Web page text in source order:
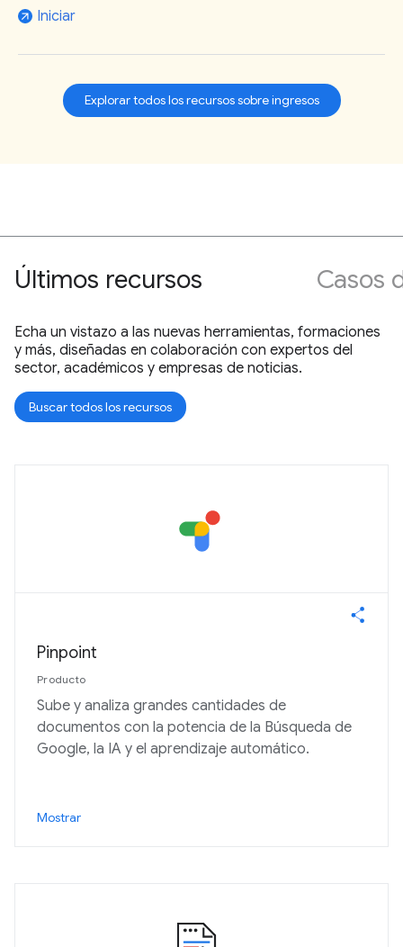
arrow_outward Iniciar
Explorar todos los recursos sobre ingresos
Últimos recursos
Echa un vistazo a las nuevas herramientas, formaciones
y más, diseñadas en colaboración con expertos del
sector, académicos y empresas de noticias.
Buscar todos los recursos
Casos
Pinpoint
Producto
Sube y analiza grandes cantidades de
documentos con la potencia de la Búsqueda de
Google, la IA y el aprendizaje automático.
Mostrar